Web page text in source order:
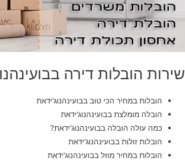
שירות הובלות דירה
הובלות במחיר הכי טוב בבועינהנוג'ידאת
הובלה מומלצת בבועינהנוג'ידאת
כמה עולה הובלה בבועינהנוג'ידאת?
הובלות זולות בבועינהנוג'ידאת
הובלות במחיר מוזל בבועינהנוג'ידאת